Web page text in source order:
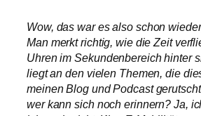
Wow, das war es also schon
Man merkt richtig, wie die Zeit
Uhren im Sekundenbereich hinter
liegt an den vielen Themen, die
meinen Blog und Podcast
wer kann sich noch erinnern? Ja,